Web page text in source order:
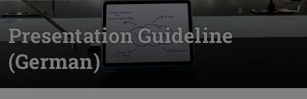
Presentation Guideline
(German)